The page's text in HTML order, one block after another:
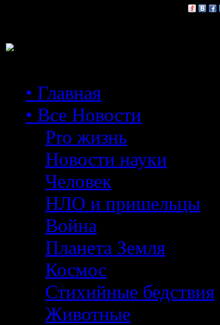
• Главная
• Все Новости
Pro жизнь
Новости науки
Человек
НЛО и пришельцы
Война
Планета Земля
Космос
Стихийные бедствия
Животные